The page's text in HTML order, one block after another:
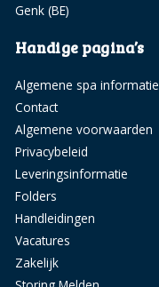
Genk (BE)
Handige pagina’s
Algemene spa informatie
Contact
Algemene voorwaarden
Privacybeleid
Leveringsinformatie
Folders
Handleidingen
Vacatures
Zakelijk